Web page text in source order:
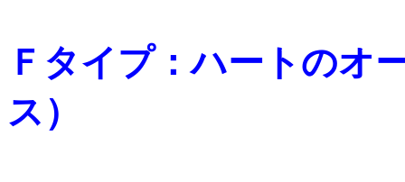
Ｆタイプ：ハートのオ
ス）